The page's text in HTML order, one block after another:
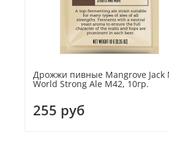
Дрожжи пивные Mangrove Jack
World Strong Ale M42, 10гр.
255 руб